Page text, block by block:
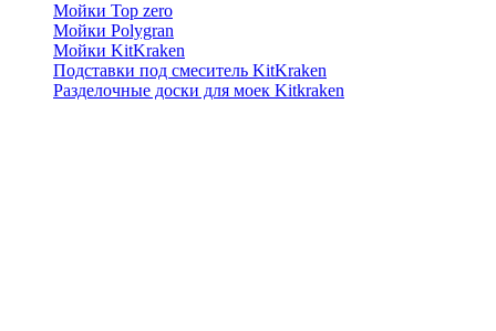
Мойки Top zero
Мойки Polygran
Мойки KitKraken
Подставки под смеситель KitKraken
Разделочные доски для моек Kitkraken